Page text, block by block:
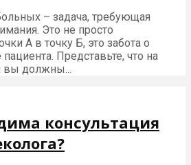
– задача, требующая
Это не просто
А в точку Б, это забота о
Представьте, что на
вы должны...
консультация